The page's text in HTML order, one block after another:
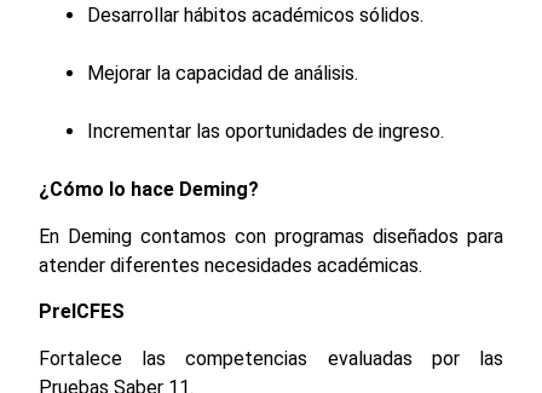
Desarrollar hábitos académicos sólidos.
Mejorar la capacidad de análisis.
Incrementar las oportunidades de ingreso.
¿Cómo lo hace Deming?
En Deming contamos con programas diseñados para
atender diferentes necesidades académicas.
PreICFES
Fortalece las competencias evaluadas por las
Pruebas Saber 11.